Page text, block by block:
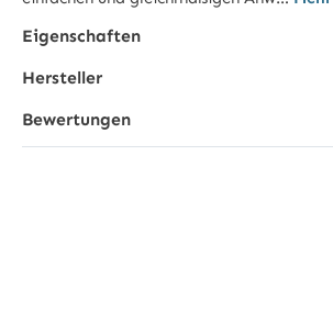
Eigenschaften
Hersteller
Bewertungen